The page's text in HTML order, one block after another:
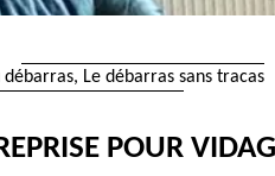
débarras, Le débarras sans tracas
POUR